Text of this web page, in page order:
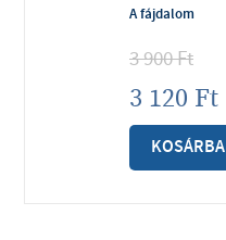
A fájdalom
3 900Ft
3 120 Ft
KOSÁRBA